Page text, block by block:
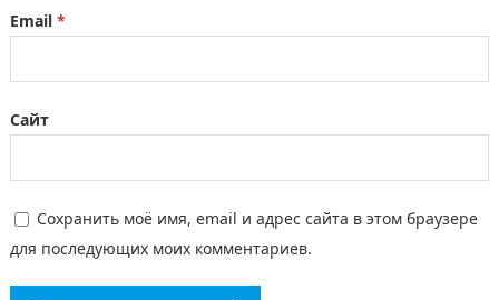
Email *
Сайт
Сохранить моё имя, email и адрес сайта в этом браузере
для последующих моих комментариев.